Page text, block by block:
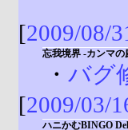
[2009/08/
忘我境界 -カンマの
・ バグ
[2009/03/
ハニかむBINGO